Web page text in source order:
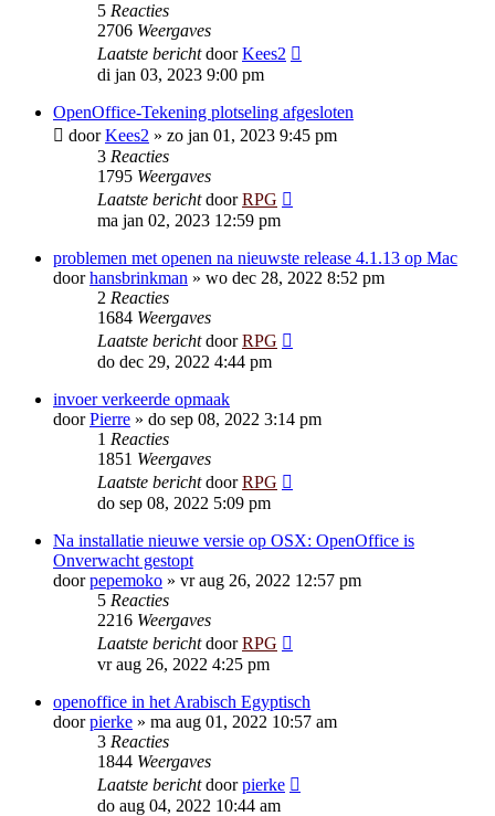
5 Reacties
2706 Weergaves
Laatste berichtdoorKees2
di jan 03, 2023 9:00 pm
OpenOffice-Tekening plotseling afgesloten
doorKees2 » zo jan 01, 2023 9:45 pm
3 Reacties
1795 Weergaves
Laatste berichtdoorRPG
ma jan 02, 2023 12:59 pm
problemen met openen na nieuwste release 4.1.13 op Mac
doorhansbrinkman » wo dec 28, 2022 8:52 pm
2 Reacties
1684 Weergaves
Laatste berichtdoorRPG
do dec 29, 2022 4:44 pm
invoer verkeerde opmaak
doorPierre » do sep 08, 2022 3:14 pm
1 Reacties
1851 Weergaves
Laatste berichtdoorRPG
do sep 08, 2022 5:09 pm
Na installatie nieuwe versie op OSX: OpenOffice is
Onverwacht gestopt
doorpepemoko » vr aug 26, 2022 12:57 pm
5 Reacties
2216 Weergaves
Laatste berichtdoorRPG
vr aug 26, 2022 4:25 pm
openoffice in het Arabisch Egyptisch
doorpierke » ma aug 01, 2022 10:57 am
3 Reacties
1844 Weergaves
Laatste berichtdoorpierke
do aug 04, 2022 10:44 am